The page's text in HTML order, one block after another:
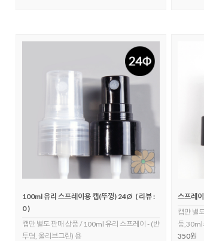
100ml 유리 스프레이용 캡(뚜껑) 24Ø ( 리뷰 :
0 )
캡만 별도 판매 상품 / 100ml 유리 스프레이 - (반
투명, 올리브그린) 용
스프레
캡만 별
둥,30ml
350원